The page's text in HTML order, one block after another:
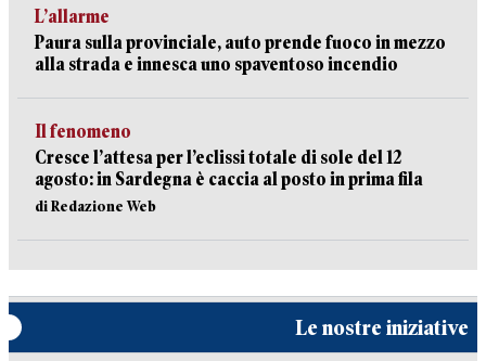
L’allarme
Paura sulla provinciale, auto prende fuoco in mezzo
alla strada e innesca uno spaventoso incendio
Il fenomeno
Cresce l’attesa per l’eclissi totale di sole del 12
agosto: in Sardegna è caccia al posto in prima fila
di Redazione Web
Le nostre iniziative